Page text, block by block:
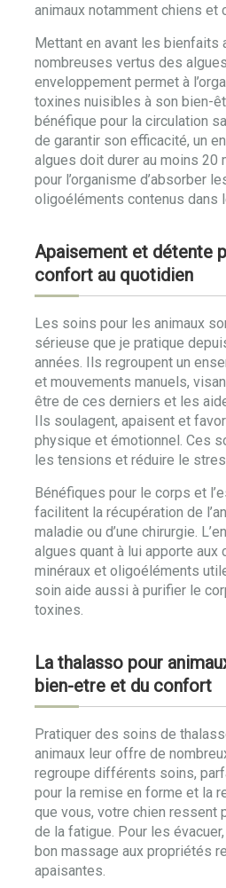
animaux notamment chiens et
Mettant en avant les bienfaits
nombreuses vertus des
enveloppement permet à
toxines nuisibles à son bien-
bénéfique pour la circulation
de garantir son efficacité, un
algues doit durer au moins 20
pour l’organisme d’absorber
oligoéléments contenus dans
Apaisement et détente
confort au quotidien
Les soins pour les animaux
sérieuse que je pratique
années. Ils regroupent un
et mouvements manuels,
être de ces derniers et les
Ils soulagent, apaisent et
physique et émotionnel. Ces
les tensions et réduire le
Bénéfiques pour le corps et
facilitent la récupération de
maladie ou d’une chirurgie.
algues quant à lui apporte
minéraux et oligoéléments
soin aide aussi à purifier le
toxines.
La thalasso pour
bien-etre et du confort
Pratiquer des soins de
animaux leur offre de
regroupe différents soins,
pour la remise en forme et la
que vous, votre chien ressent
de la fatigue. Pour les évacuer,
bon massage aux propriétés
apaisantes.